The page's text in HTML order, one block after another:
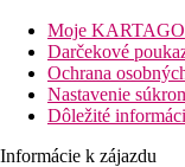
Vybavenie
Vstupná hala,
kiosk s miestnym
Izby
Moje KARTAGO
Darčekové
Ochrana
Nastavenie
Dôležité
Informácie k zájazdu